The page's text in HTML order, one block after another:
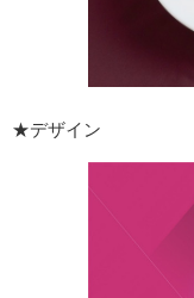
★デザイン